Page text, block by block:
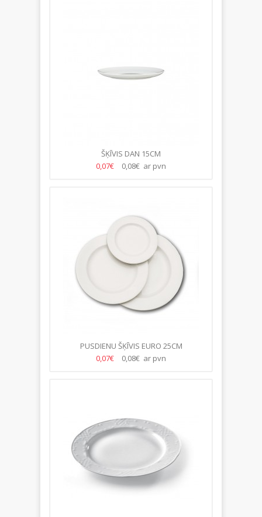
ŠĶĪVIS DAN 15CM
0,07€
0,08€ ar pvn
PUSDIENU ŠĶĪVIS EURO 25CM
0,07€
0,08€ ar pvn